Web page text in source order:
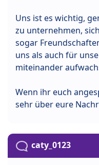
Uns ist es wichtig,
zu unternehmen,
sogar
uns als auch für
miteinander
Wenn ihr euch
sehr über eure
caty_0123